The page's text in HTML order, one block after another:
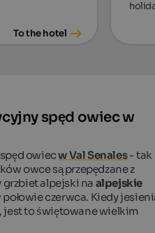
To the hotel
spęd owiec w
spęd owiecw Val Senales- tak
owce są przepędzane z
grzbiet alpejski na alpejskie
połowie czerwca. Kiedy
jest to świętowane wielkim